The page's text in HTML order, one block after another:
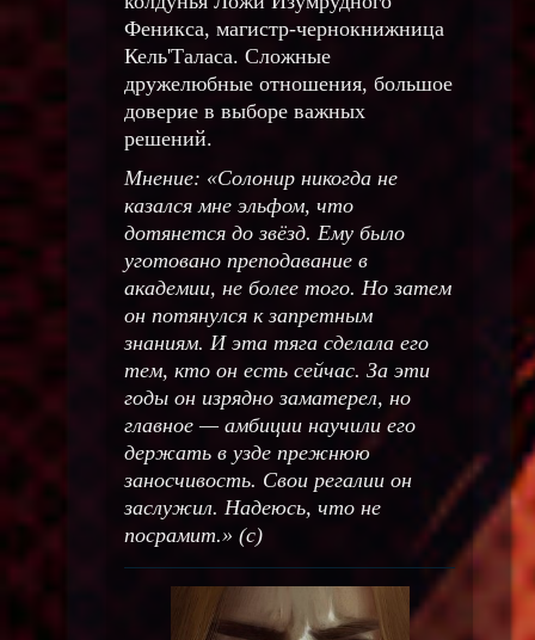
Феникса, магистр-чернокнижница
Кель'Таласа. Сложные
дружелюбные отношения, большое
доверие в выборе важных
решений.
Мнение: «Солонир никогда не
казался мне эльфом, что
дотянется до звёзд. Ему было
уготовано преподавание в
академии, не более того. Но затем
он потянулся к запретным
знаниям. И эта тяга сделала его
тем, кто он есть сейчас. За эти
годы он изрядно заматерел, но
главное — амбиции научили его
держать в узде прежнюю
заносчивость. Свои регалии он
заслужил. Надеюсь, что не
посрамит.» (с)